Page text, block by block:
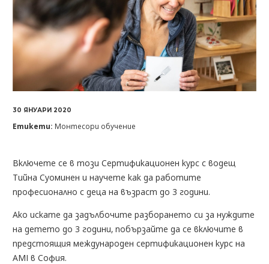
30 ЯНУАРИ 2020
Етикети: Монтесори обучение
Включете се в този Сертификационен курс с водещ
Тийна Суоминен и научете как да работите
професионално с деца на възраст до 3 години.
Ако искате да задълбочите разборането си за нуждите
на детето до 3 години, побързайте да се включите в
предстоящия международен сертификационен курс на
AMI в София.